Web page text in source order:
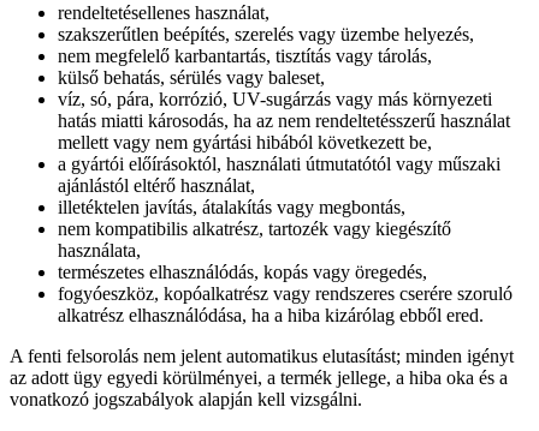
rendeltetésellenes használat,
szakszerűtlen beépítés, szerelés vagy üzembe helyezés,
nem megfelelő karbantartás, tisztítás vagy tárolás,
külső behatás, sérülés vagy baleset,
víz, só, pára, korrózió, UV-sugárzás vagy más környezeti
hatás miatti károsodás, ha az nem rendeltetésszerű használat
mellett vagy nem gyártási hibából következett be,
a gyártói előírásoktól, használati útmutatótól vagy műszaki
ajánlástól eltérő használat,
illetéktelen javítás, átalakítás vagy megbontás,
nem kompatibilis alkatrész, tartozék vagy kiegészítő
használata,
természetes elhasználódás, kopás vagy öregedés,
fogyóeszköz, kopóalkatrész vagy rendszeres cserére szoruló
alkatrész elhasználódása, ha a hiba kizárólag ebből ered.
A fenti felsorolás nem jelent automatikus elutasítást; minden igényt
az adott ügy egyedi körülményei, a termék jellege, a hiba oka és a
vonatkozó jogszabályok alapján kell vizsgálni.